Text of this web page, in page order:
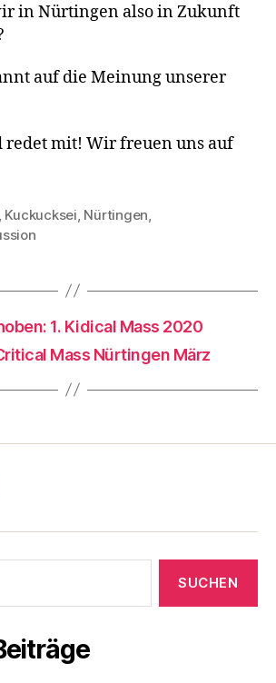
in Nürtingen also in Zukunft
auf die Meinung unserer
redet mit! Wir freuen uns auf
Kuckucksei Nürtingen
1. Kidical Mass 2020
Mass Nürtingen März